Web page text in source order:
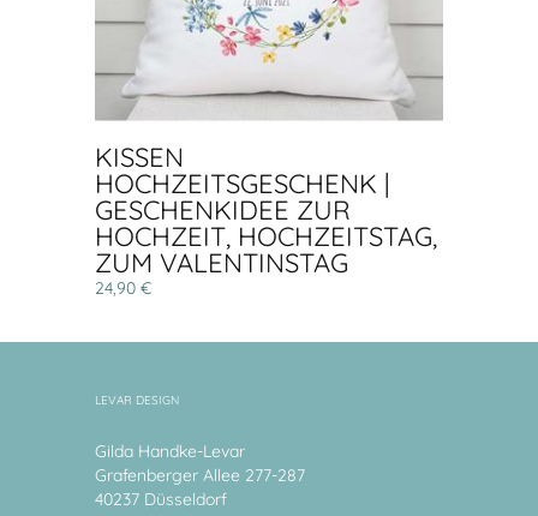
KISSEN
HOCHZEITSGESCHENK |
GESCHENKIDEE ZUR
HOCHZEIT, HOCHZEITSTAG,
ZUM VALENTINSTAG
24,90 €
LEVAR DESIGN
Gilda Handke-Levar
Grafenberger Allee 277-287
40237 Düsseldorf